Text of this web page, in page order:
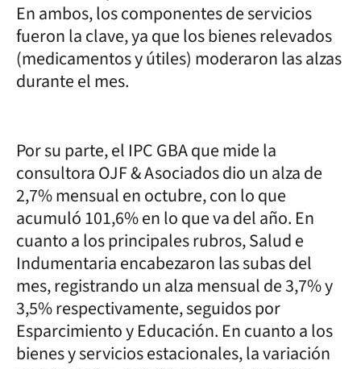
En ambos, los componentes de servicios
fueron la clave, ya que los bienes relevados
(medicamentos y útiles) moderaron las alzas
durante el mes.
Por su parte, el IPC GBA que mide la
consultora OJF & Asociados dio un alza de
2,7% mensual en octubre, con lo que
acumuló 101,6% en lo que va del año. En
cuanto a los principales rubros, Salud e
Indumentaria encabezaron las subas del
mes, registrando un alza mensual de 3,7% y
3,5% respectivamente, seguidos por
Esparcimiento y Educación. En cuanto a los
bienes y servicios estacionales, la variación